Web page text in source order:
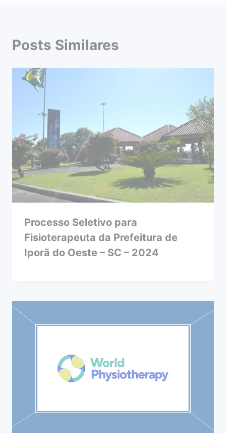
Posts Similares
Processo Seletivo para
Fisioterapeuta da Prefeitura de
Iporã do Oeste – SC – 2024